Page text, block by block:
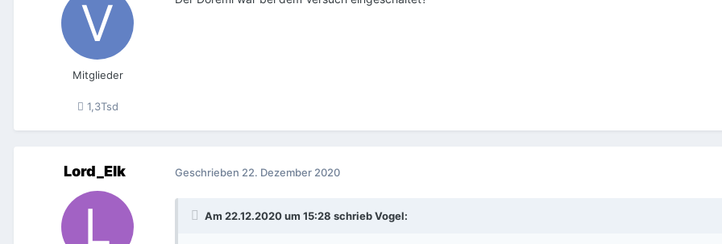
Mitglieder
1,3Tsd
Lord_Elk Geschrieben 22. Dezember 2020
Am 22.12.2020 um 15:28 schriebVogel: